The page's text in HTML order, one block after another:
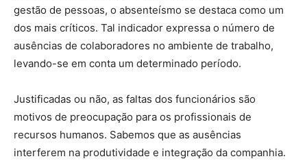
gestão de pessoas, o absenteísmo se destaca como um
dos mais críticos. Tal indicador expressa o número de
ausências de colaboradores no ambiente de trabalho,
levando-se em conta um determinado período.
Justificadas ou não, as faltas dos funcionários são
motivos de preocupação para os profissionais de
recursos humanos. Sabemos que as ausências
interferem na produtividade e integração da companhia.